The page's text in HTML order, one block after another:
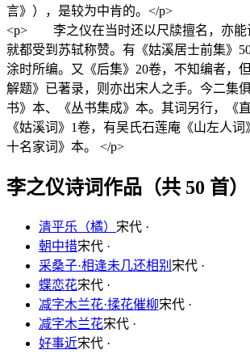
言》），是较为中肯的。</p>
<p> 李之仪在当时还以尺牍擅名，亦能
就都受到苏轼称赞。有《姑溪居士前集》
涂时所编。又《后集》20卷，不知编者，
解题》已著录，则亦出宋人之手。今二集
书》本、《丛书集成》本。其词另行，《
《姑溪词》1卷，有吴氏石莲庵《山左人
十名家词》本。 </p>
李之仪诗词作品（共 50 首）
清平乐（橘） 宋代 ·
朝中措宋代 ·
采桑子·相逢未几还相别 宋代 ·
蝶恋花宋代 ·
减字木兰花·揉花催柳宋代 ·
减字木兰花宋代 ·
好事近宋代 ·